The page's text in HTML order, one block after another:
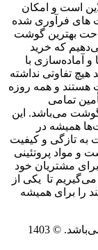
است و امکان
های فرآوری شده
بهترین گوشت
که خرید
و آماده‌سازی با
تفاوتی نداشته
هستند و همه روزه
تمامی
می‌باشد. این
همیشه در
به تازگی و کیفیت
و مواد پروتئینی
مشتریان خود
تا یکی از
را برای همیشه
© 1403